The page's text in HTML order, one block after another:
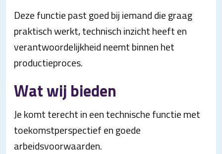
Deze functie past goed bij iemand die graag
praktisch werkt, technisch inzicht heeft en
verantwoordelijkheid neemt binnen het
productieproces.
Wat wij bieden
Je komt terecht in een technische functie met
toekomstperspectief en goede
arbeidsvoorwaarden.